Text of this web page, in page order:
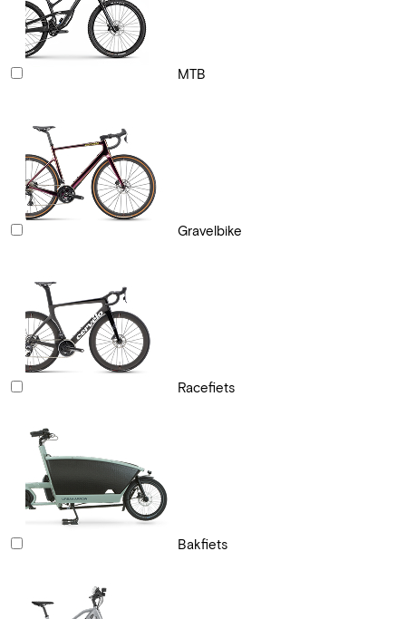
MTB
Gravelbike
Racefiets
Bakfiets